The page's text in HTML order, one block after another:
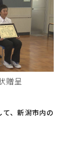
贈呈
、新潟市内の